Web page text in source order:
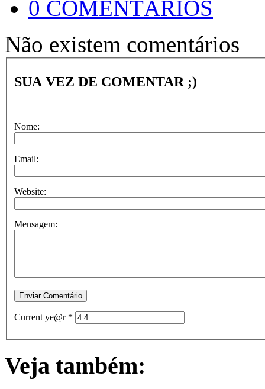
0 COMENTÁRIOS
Não existem comentários
SUA VEZ DE COMENTAR ;)
Nome:
Email:
Website:
Mensagem:
Current ye@r *
Veja também: